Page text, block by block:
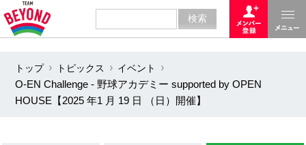
トップ トピックス
イベント
O-EN Challenge - 野球アカデミー supported by OPEN
HOUSE【2025 年1 月 19 日 （日）開催】